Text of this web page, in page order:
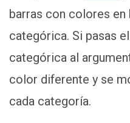
barras con colores en
categórica. Si pasas
categórica al
color diferente y se
cada categoría.